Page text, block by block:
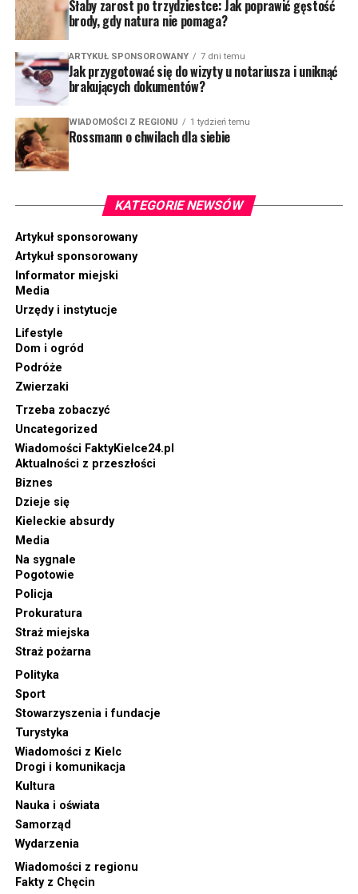
Słaby zarost po trzydziestce: Jak poprawić gęstość
brody, gdy natura nie pomaga?
ARTYKUŁ SPONSOROWANY 7 dni temu
Jak przygotować się do wizyty u notariusza i uniknąć
brakujących dokumentów?
WIADOMOŚCI Z REGIONU 1 tydzień temu
Rossmann o chwilach dla siebie
KATEGORIE NEWSÓW
Artykuł sponsorowany
Artykuł sponsorowany
Informator miejski
Media
Urzędy i instytucje
Lifestyle
Dom i ogród
Podróże
Zwierzaki
Trzeba zobaczyć
Uncategorized
Wiadomości FaktyKielce24.pl
Aktualności z przeszłości
Biznes
Dzieje się
Kieleckie absurdy
Media
Na sygnale
Pogotowie
Policja
Prokuratura
Straż miejska
Straż pożarna
Polityka
Sport
Stowarzyszenia i fundacje
Turystyka
Wiadomości z Kielc
Drogi i komunikacja
Kultura
Nauka i oświata
Samorząd
Wydarzenia
Wiadomości z regionu
Fakty z Chęcin